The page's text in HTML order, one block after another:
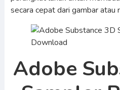
secara cepat dari gambar atau
Adobe